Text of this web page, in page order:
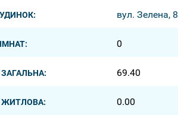
вул. Зелена, 8
0
ЗАГАЛЬНА: 69.40
ЖИТЛОВА: 0.00